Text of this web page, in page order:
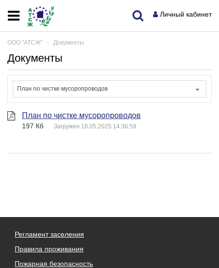
Личный кабинет
ООО "АТСЖ" ‐ Документы
Документы
План по чистке мусоропроводов
План по чистке мусоропроводов
197 Кб Загружен 16.05.2025 14:36:59
Регламент заселения
Правила проживания
Пожарная безопасность